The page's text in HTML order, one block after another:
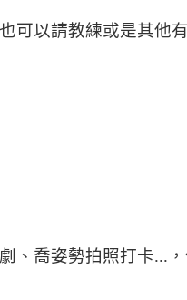
以請教練或是其他
、喬姿勢拍照打卡...